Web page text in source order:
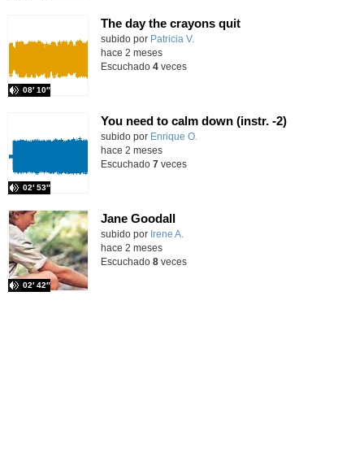
The day the crayons quit
Contenido educativo.
subido por Patricia V.
08′ 10″
hace 2 meses
Escuchado 4veces
You need to calm down (instr. -2)
Contenido educativo.
subido por Enrique O.
02′ 53″
hace 2 meses
Escuchado 7veces
Jane Goodall
Contenido educativo.
subido por Irene A.
02′ 42″
hace 2 meses
Escuchado 8veces